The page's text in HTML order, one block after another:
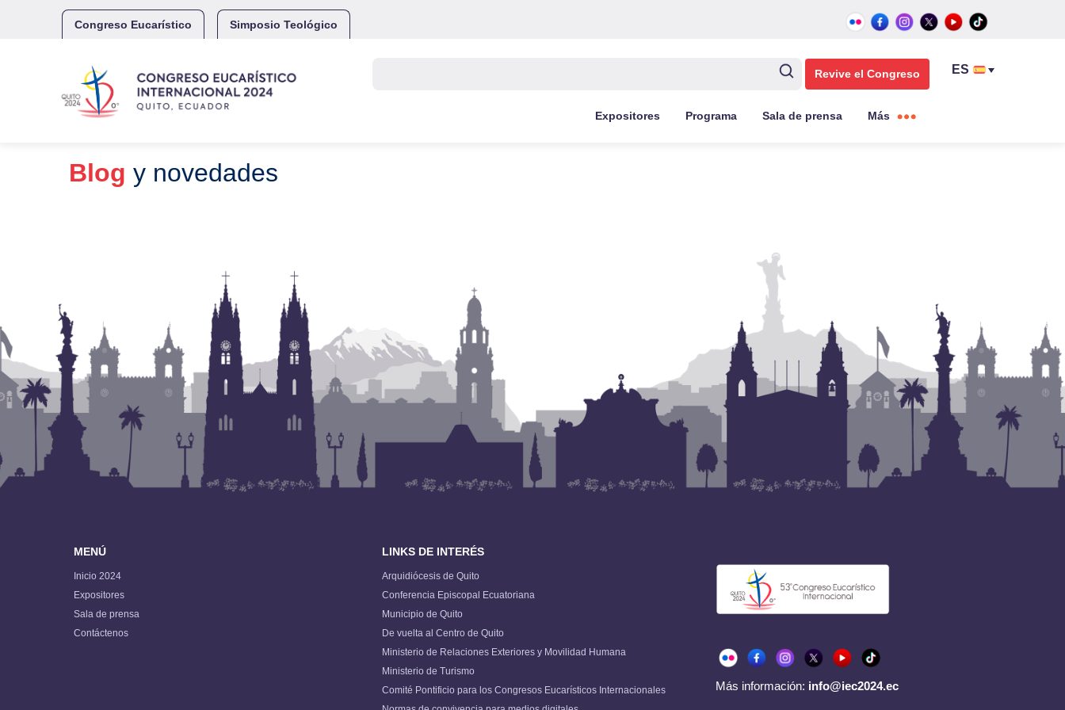
Congreso Eucarístico Simposio Teológico
Revive el Congreso
Expositores Programa Sala de prensa Más
Blog y novedades
MENÚ
Inicio 2024
Expositores
Sala de prensa
Contáctenos
LINKS DE INTERÉS
Arquidiócesis de Quito
Conferencia Episcopal Ecuatoriana
Municipio de Quito
De vuelta al Centro de Quito
Ministerio de Relaciones Exteriores y Movilidad Humana
Ministerio de Turismo
Comité Pontificio para los Congresos Eucarísticos Internacionales
Más información: info@iec2024.ec